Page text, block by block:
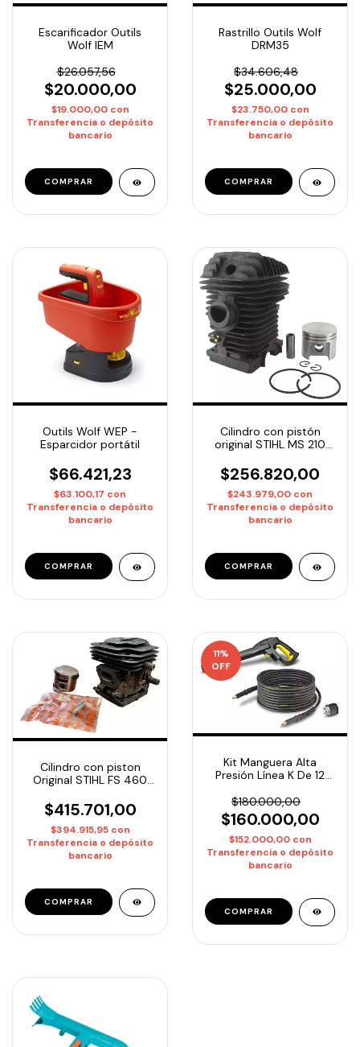
Escarificador Outils
Wolf IEM
$26.057,56
$20.000,00
$19.000,00 con
Transferencia o depósito
bancario
Rastrillo Outils Wolf
DRM35
$34.606,48
$25.000,00
$23.750,00 con
Transferencia o depósito
bancario
Outils Wolf WEP -
Esparcidor portátil
$66.421,23
$63.100,17 con
Transferencia o depósito
bancario
Cilindro con pistón
original STIHL MS 210
$256.820,00
$243.979,00 con
Transferencia o depósito
bancario
Cilindro con piston
Original STIHL FS 460
$415.701,00
$394.915,95 con
Transferencia o depósito
bancario
11%
OFF
Kit Manguera Alta
Presión Línea K De 12
$180.000,00
$160.000,00
$152.000,00 con
Transferencia o depósito
bancario